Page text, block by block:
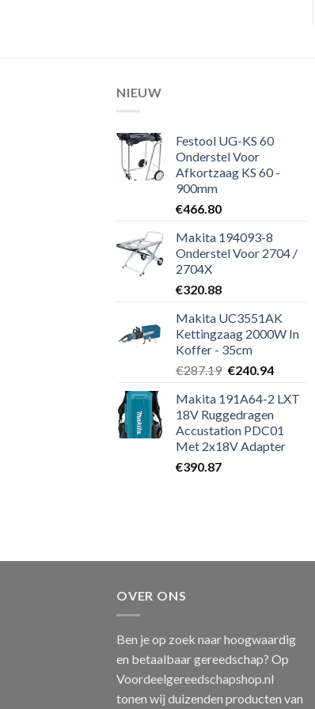
NIEUW
Festool UG-KS 60
Onderstel Voor
Afkortzaag KS 60 -
900mm
€466.80
Makita 194093-8
Onderstel Voor 2704 /
2704X
€320.88
Makita UC3551AK
Kettingzaag 2000W In
Koffer - 35cm
€287.19 Oorspronkelijke
was:
€287.19.
€240.94Huidige
is:
€240.94.
Makita 191A64-2 LXT
18V Ruggedragen
Accustation PDC01
Met 2x18V Adapter
€390.87
OVER ONS
Ben je op zoek naar hoogwaardig
en betaalbaar gereedschap? Op
Voordeelgereedschapshop.nl
tonen wij duizenden producten van